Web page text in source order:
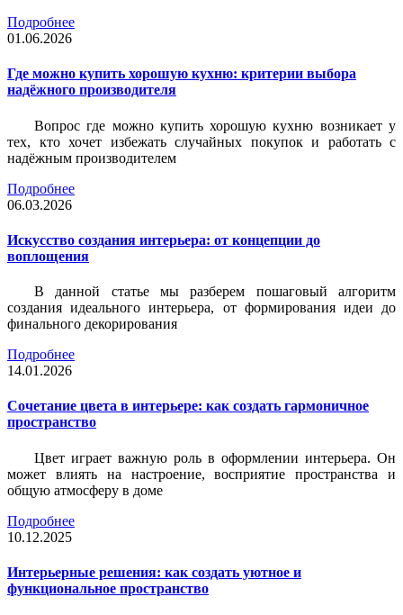
Подробнее
01.06.2026
Где можно купить хорошую кухню: критерии выбора
надёжного производителя
Вопрос где можно купить хорошую кухню возникает у
тех, кто хочет избежать случайных покупок и работать с
надёжным производителем
Подробнее
06.03.2026
Искусство создания интерьера: от концепции до
воплощения
В данной статье мы разберем пошаговый алгоритм
создания идеального интерьера, от формирования идеи до
финального декорирования
Подробнее
14.01.2026
Сочетание цвета в интерьере: как создать гармоничное
пространство
Цвет играет важную роль в оформлении интерьера. Он
может влиять на настроение, восприятие пространства и
общую атмосферу в доме
Подробнее
10.12.2025
Интерьерные решения: как создать уютное и
функциональное пространство